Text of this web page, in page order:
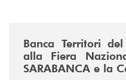
Banca Territori
alla Fiera
SARABANCA e la